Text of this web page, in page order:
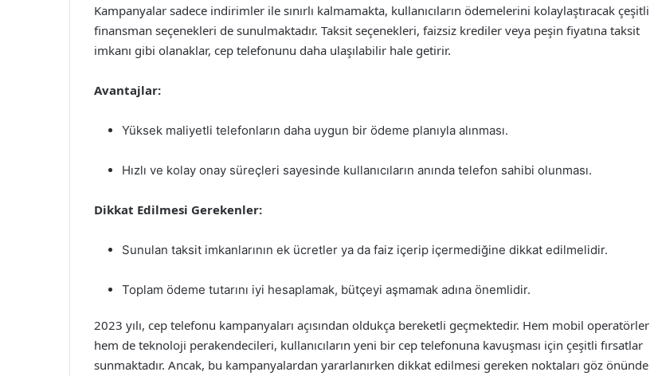
Kampanyalar sadece indirimler ile sınırlı kalmamakta, kullanıcıların ödemelerini kolaylaştıracak çeşitli
finansman seçenekleri de sunulmaktadır. Taksit seçenekleri, faizsiz krediler veya peşin fiyatına taksit
imkanı gibi olanaklar, cep telefonunu daha ulaşılabilir hale getirir.
Avantajlar:
Yüksek maliyetli telefonların daha uygun bir ödeme planıyla alınması.
Hızlı ve kolay onay süreçleri sayesinde kullanıcıların anında telefon sahibi olunması.
Dikkat Edilmesi Gerekenler:
Sunulan taksit imkanlarının ek ücretler ya da faiz içerip içermediğine dikkat edilmelidir.
Toplam ödeme tutarını iyi hesaplamak, bütçeyi aşmamak adına önemlidir.
2023 yılı, cep telefonu kampanyaları açısından oldukça bereketli geçmektedir. Hem mobil operatörler
hem de teknoloji perakendecileri, kullanıcıların yeni bir cep telefonuna kavuşması için çeşitli fırsatlar
sunmaktadır. Ancak, bu kampanyalardan yararlanırken dikkat edilmesi gereken noktaları göz önünde